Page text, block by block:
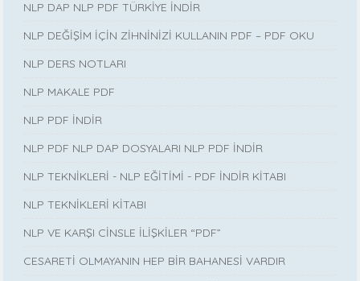
NLP DAP NLP PDF TÜRKİYE İNDİR
NLP DEĞİŞİM İÇİN ZİHNİNİZİ KULLANIN PDF – PDF OKU
NLP DERS NOTLARI
NLP MAKALE PDF
NLP PDF İNDİR
NLP PDF NLP DAP DOSYALARI NLP PDF İNDİR
NLP TEKNİKLERİ - NLP EĞİTİMİ - PDF İNDİR KİTABI
NLP TEKNİKLERİ KİTABI
NLP VE KARŞI CİNSLE İLİŞKİLER “PDF”
CESARETİ OLMAYANIN HEP BİR BAHANESİ VARDIR